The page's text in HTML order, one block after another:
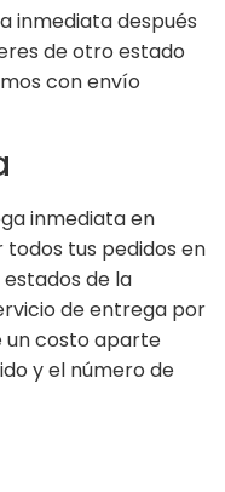
inmediata después
de otro estado
con envío
inmediata en
todos tus pedidos en
de la
de entrega por
un costo aparte
y el número de